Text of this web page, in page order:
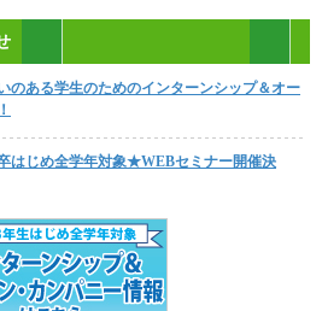
のある学生のためのインターンシップ＆オー
はじめ全学年対象★WEBセミナー開催決